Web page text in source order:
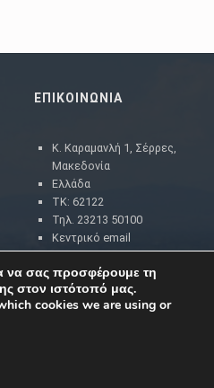
ΕΠΙΚΟΙΝΩΝΙΑ
Κ. Καραμανλή 1, Σέρρες,
Μακεδονία
Ελλάδα
ΤΚ: 62122
Τηλ. 23213 50100
Κεντρικό email
επικοινωνίας:
dserron@serres.gr
Email γρ. Δημάρχου:
mayor@serres.gr
να σας προσφέρουμε τη
στον ιστότοπό μας.
cookies we are using or